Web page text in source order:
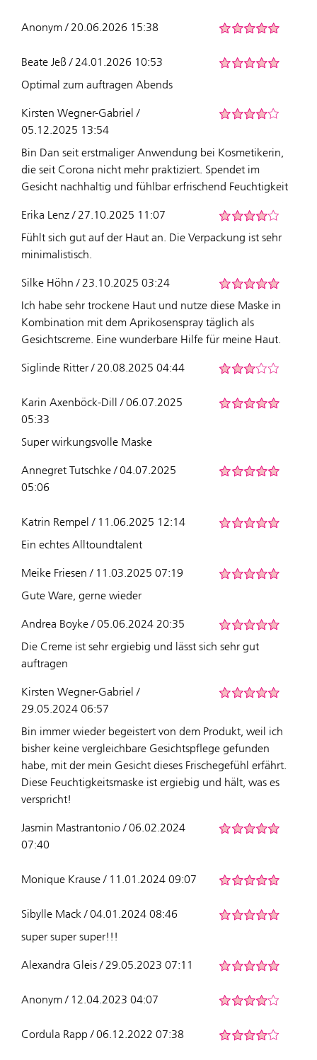
Anonym / 20.06.2026 15:38
Beate Jeß / 24.01.2026 10:53
Optimal zum auftragen Abends
Kirsten Wegner-Gabriel /
05.12.2025 13:54
Bin Dan seit erstmaliger Anwendung bei Kosmetikerin,
die seit Corona nicht mehr praktiziert. Spendet im
Gesicht nachhaltig und fühlbar erfrischend Feuchtigkeit
Erika Lenz / 27.10.2025 11:07
Fühlt sich gut auf der Haut an. Die Verpackung ist sehr
minimalistisch.
Silke Höhn / 23.10.2025 03:24
Ich habe sehr trockene Haut und nutze diese Maske in
Kombination mit dem Aprikosenspray täglich als
Gesichtscreme. Eine wunderbare Hilfe für meine Haut.
Siglinde Ritter / 20.08.2025 04:44
Karin Axenböck-Dill / 06.07.2025
05:33
Super wirkungsvolle Maske
Annegret Tutschke / 04.07.2025
05:06
Katrin Rempel / 11.06.2025 12:14
Ein echtes Alltoundtalent
Meike Friesen / 11.03.2025 07:19
Gute Ware, gerne wieder
Andrea Boyke / 05.06.2024 20:35
Die Creme ist sehr ergiebig und lässt sich sehr gut
auftragen
Kirsten Wegner-Gabriel /
29.05.2024 06:57
Bin immer wieder begeistert von dem Produkt, weil ich
bisher keine vergleichbare Gesichtspflege gefunden
habe, mit der mein Gesicht dieses Frischegefühl erfährt.
Diese Feuchtigkeitsmaske ist ergiebig und hält, was es
verspricht!
Jasmin Mastrantonio / 06.02.2024
07:40
Monique Krause / 11.01.2024 09:07
Sibylle Mack / 04.01.2024 08:46
super super super!!!
Alexandra Gleis / 29.05.2023 07:11
Anonym / 12.04.2023 04:07
Cordula Rapp / 06.12.2022 07:38